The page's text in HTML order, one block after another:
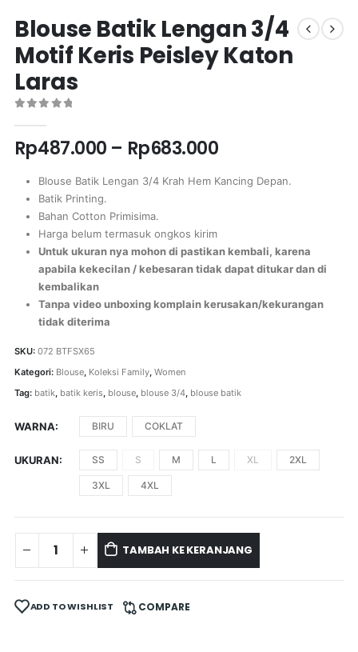
Blouse Batik Lengan 3/4
Motif Keris Peisley Katon
Laras
Rp487.000 – Rp683.000
Blouse Batik Lengan 3/4 Krah Hem Kancing Depan.
Batik Printing.
Bahan Cotton Primisima.
Harga belum termasuk ongkos kirim
Untuk ukuran nya mohon di pastikan kembali, karena
apabila kekecilan / kebesaran tidak dapat ditukar dan di
kembalikan
Tanpa video unboxing komplain kerusakan/kekurangan
tidak diterima
SKU: 072 BTFSX65
Kategori: Blouse, Koleksi Family, Women
Tag: batik, batik keris, blouse, blouse 3/4, blouse batik
WARNA BIRU COKLAT
UKURAN SS S M L XL 2XL
3XL 4XL
TAMBAH KE KERANJANG
ADD TO WISHLIST COMPARE